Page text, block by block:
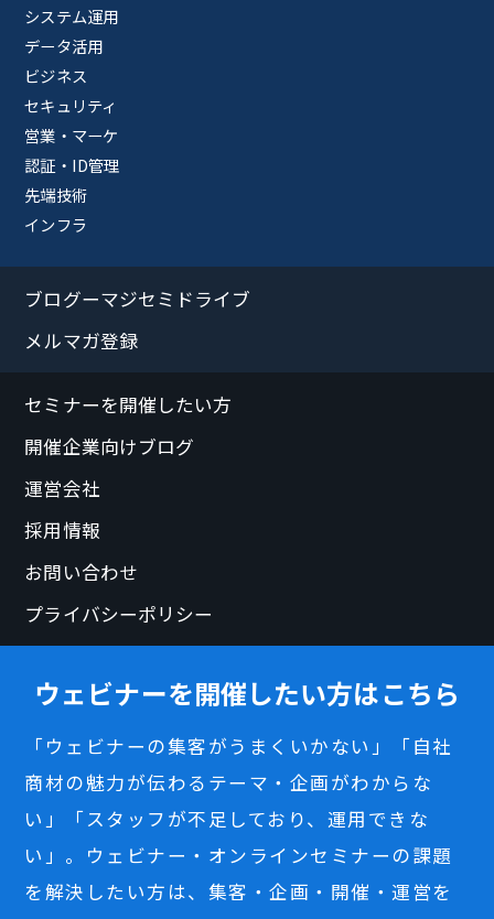
システム運用
データ活用
ビジネス
セキュリティ
営業・マーケ
認証・ID管理
先端技術
インフラ
ブログーマジセミドライブ
メルマガ登録
セミナーを開催したい方
開催企業向けブログ
運営会社
採用情報
お問い合わせ
プライバシーポリシー
ウェビナーを開催したい方はこちら
「ウェビナーの集客がうまくいかない」「自社
商材の魅力が伝わるテーマ・企画がわからな
い」「スタッフが不足しており、運用できな
い」。ウェビナー・オンラインセミナーの課題
を解決したい方は、集客・企画・開催・運営を